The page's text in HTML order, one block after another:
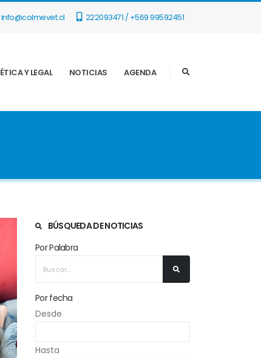
info@colmevet.cl 222093471 / +569 99592451
ÉTICA Y LEGAL NOTICIAS AGENDA
BÚSQUEDA DE NOTICIAS
Por Palabra
Por fecha
Desde
Hasta